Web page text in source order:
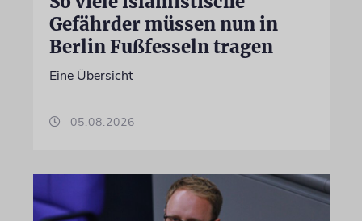
Gefährder müssen nun in
Berlin Fußfesseln tragen
Eine Übersicht
05.08.2026